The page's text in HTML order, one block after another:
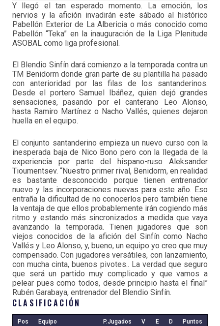
Y llegó el tan esperado momento. La emoción, los
nervios y la afición invadirán este sábado al histórico
Pabellón Exterior de La Albericia o más conocido como
Pabellón “Teka” en la inauguración de la Liga Plenitude
ASOBAL como liga profesional.
El Blendio Sinfín dará comienzo a la temporada contra un
TM Benidorm donde gran parte de su plantilla ha pasado
con anterioridad por las filas de los santanderinos.
Desde el portero Samuel Ibáñez, quien dejó grandes
sensaciones, pasando por el canterano Leo Alonso,
hasta Ramiro Martínez o Nacho Vallés, quienes dejaron
huella en el equipo.
El conjunto santanderino empieza un nuevo curso con la
inesperada baja de Nico Bono pero con la llegada de la
experiencia por parte del hispano-ruso Aleksander
Tioumentsev. “Nuestro primer rival, Benidorm, en realidad
es bastante desconocido porque tienen entrenador
nuevo y las incorporaciones nuevas para este año. Eso
entraña la dificultad de no conocerlos pero también tiene
la ventaja de que ellos probablemente irán cogiendo más
ritmo y estando más sincronizados a medida que vaya
avanzando la temporada. Tienen jugadores que son
viejos conocidos de la afición del Sinfín como Nacho
Vallés y Leo Alonso, y, bueno, un equipo yo creo que muy
compensado. Con jugadores versátiles, con lanzamiento,
con mucha cinta, buenos pivotes.. La verdad que seguro
que será un partido muy complicado y que vamos a
pelear pues como todos, desde principio hasta el final”
Rubén Garabaya, entrenador del Blendio Sinfín.
CLASIFICACIÓN
Pos Equipo P.Jugados V E D Puntos